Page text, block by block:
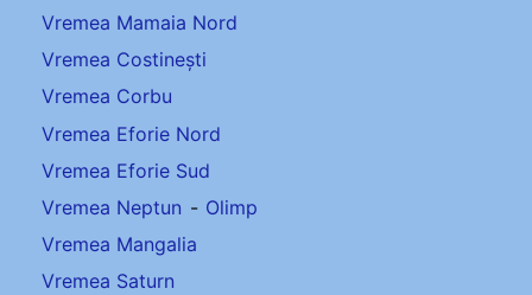
Vremea Mamaia Nord
Vremea Costinești
Vremea Corbu
Vremea Eforie Nord
Vremea Eforie Sud
Vremea Neptun - Olimp
Vremea Mangalia
Vremea Saturn